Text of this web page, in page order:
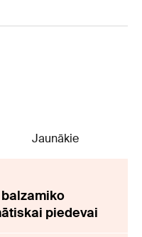
Jaunākie
piedevai